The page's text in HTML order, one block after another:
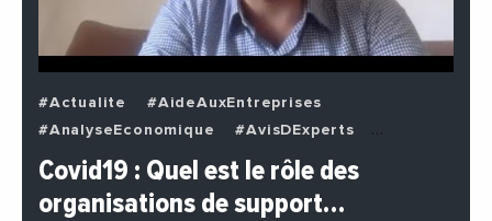
#Actualite
#AideAuxEntreprises
#AnalyseEconomique
#AvisDExperts
#BuzzNews
#Decideurs
#EchangesMediterraneens
#Economie
#EnDirectDe
#Entreprises
#Institutions
Covid19 : Quel est le rôle des
organisations de support…